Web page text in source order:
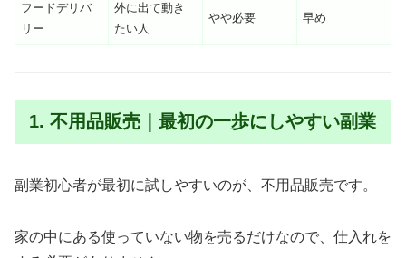
フードデリバ
リー
外に出て動き
たい人
やや必要 早め
1. 不用品販売｜最初の一歩にしやすい副業
副業初心者が最初に試しやすいのが、不用品販売です。
家の中にある使っていない物を売るだけなので、仕入れを